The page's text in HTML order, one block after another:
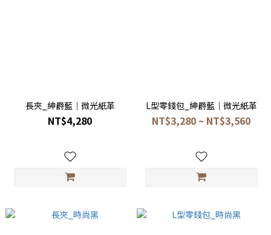
長夾_紳爵藍｜微光紙革
NT$4,280
L型零錢包_紳爵藍｜微光紙革
NT$3,280 ~ NT$3,560